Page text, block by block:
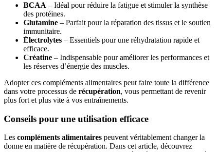
BCAA – Idéal pour réduire la fatigue et stimuler la synthèse
des protéines.
Glutamine – Parfait pour la réparation des tissus et le soutien
immunitaire.
Électrolytes – Essentiels pour une réhydratation rapide et
efficace.
Créatine – Indispensable pour améliorer les performances et
les réserves d’énergie des muscles.
Adopter ces compléments alimentaires peut faire toute la différence
dans votre processus de récupération, vous permettant de revenir
plus fort et plus vite à vos entraînements.
Conseils pour une utilisation efficace
Les compléments alimentaires peuvent véritablement changer la
donne en matière de récupération. Dans cet article, découvrez